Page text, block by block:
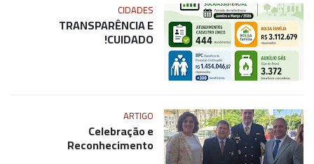
CIDADES
TRANSPARÊNCIA E
CUIDADO!
ARTIGO
Celebração e
Reconhecimento